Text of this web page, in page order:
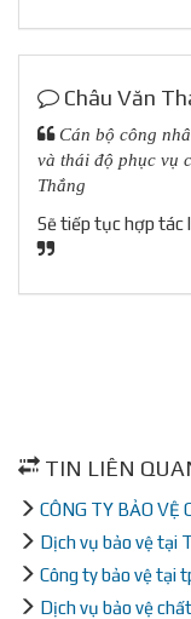
Châu Văn
Cán bộ công
và thái độ phục vụ
Thắng
Sẽ tiếp tục hợp tác
TIN LIÊN
CÔNG TY BẢO VỆ
Dịch vụ bảo vệ tại
Công ty bảo vệ tại
Dịch vụ bảo vệ